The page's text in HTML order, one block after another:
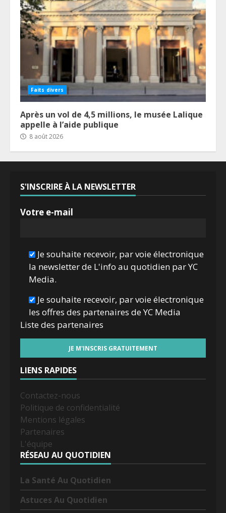
Faits divers
Après un vol de 4,5 millions, le musée Lalique
appelle à l’aide publique
8 août 2026
S'INSCRIRE À LA NEWSLETTER
Votre e-mail
Je souhaite recevoir, par voie électronique
la newsletter de L'info au quotidien par YC
Media.
Je souhaite recevoir, par voie électronique
les offres des partenaires de YC Media
Liste des partenaires
LIENS RAPIDES
Contactez-nous
Politique de confidentialité
Mentions légales
Partenaires
L'équipe
RÉSEAU AU QUOTIDIEN
La Santé Au Quotidien
Astuces Au Quotidien